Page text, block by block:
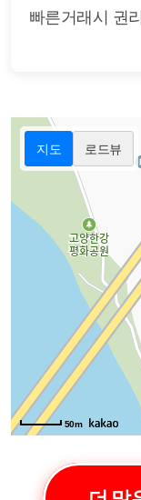
빠른거래시 권
지도 로드뷰
50m